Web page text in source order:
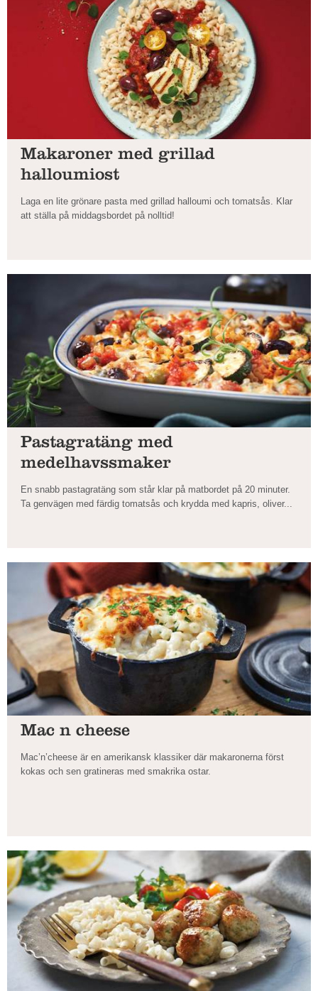
Makaroner med grillad
halloumiost
Laga en lite grönare pasta med grillad halloumi och tomatsås. Klar
att ställa på middagsbordet på nolltid!
Pastagratäng med
medelhavssmaker
En snabb pastagratäng som står klar på matbordet på 20 minuter.
Ta genvägen med färdig tomatsås och krydda med kapris, oliver...
Mac n cheese
Mac’n’cheese är en amerikansk klassiker där makaronerna först
kokas och sen gratineras med smakrika ostar.